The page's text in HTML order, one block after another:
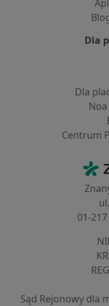
Dla
Dla
Centrum
01-
Sąd Rejonowy dla